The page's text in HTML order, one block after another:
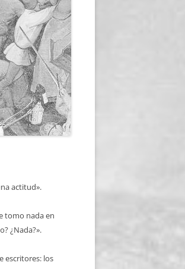
actitud».
tomo nada en
¿Nada?».
escritores: los